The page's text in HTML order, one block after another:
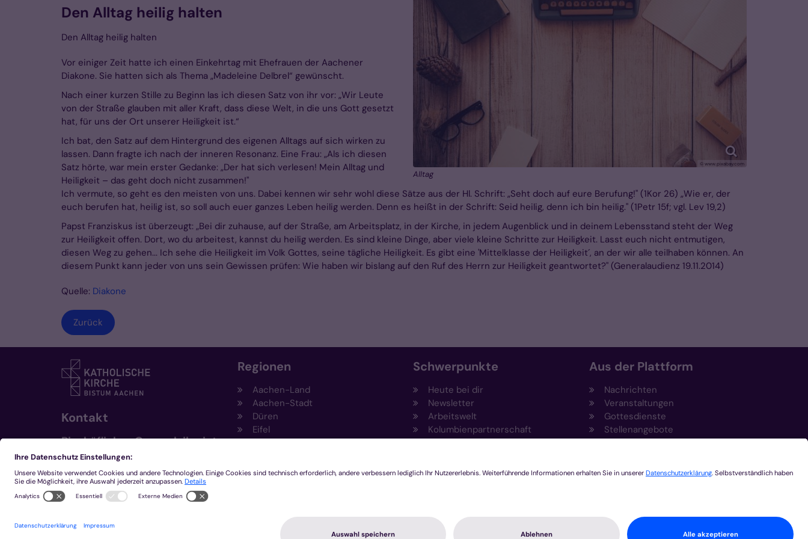
© www.pixabay.com
Alltag
Den Alltag heilig halten
Den Alltag heilig halten
Vor einiger Zeit hatte ich einen Einkehrtag mit Ehefrauen der Aachener
Diakone. Sie hatten sich als Thema „Madeleine Delbrel“ gewünscht.
Nach einer kurzen Stille zu Beginn las ich diesen Satz von ihr vor: „Wir Leute
von der Straße glauben mit aller Kraft, dass diese Welt, in die uns Gott gesetzt
hat, für uns der Ort unserer Heiligkeit ist.“
Ich bat, den Satz auf dem Hintergrund des eigenen Alltags auf sich wirken zu
lassen. Dann fragte ich nach der inneren Resonanz. Eine Frau: „Als ich diesen
Satz hörte, war mein erster Gedanke: „Der hat sich verlesen! Mein Alltag und
Heiligkeit – das geht doch nicht zusammen!"
Ich vermute, so geht es den meisten von uns. Dabei kennen wir sehr wohl diese Sätze aus der Hl. Schrift: „Seht doch auf eure Berufung!" (1Kor 26) „Wie er, der
euch berufen hat, heilig ist, so soll auch euer ganzes Leben heilig werden. Denn es heißt in der Schrift: Seid heilig, denn ich bin heilig." (1Petr 15f; vgl. Lev 19,2)
Papst Franziskus ist überzeugt: „Bei dir zuhause, auf der Straße, am Arbeitsplatz, in der Kirche, in jedem Augenblick und in deinem Lebensstand steht der Weg
zur Heiligkeit offen. Dort, wo du arbeitest, kannst du heilig werden. Es sind kleine Dinge, aber viele kleine Schritte zur Heiligkeit. Lasst euch nicht entmutigen,
diesen Weg zu gehen... Ich sehe die Heiligkeit im Volk Gottes, seine tägliche Heiligkeit. Es gibt eine 'Mittelklasse der Heiligkeit´, an der wir alle teilhaben können. An
diesem Punkt kann jeder von uns sein Gewissen prüfen: Wie haben wir bislang auf den Ruf des Herrn zur Heiligkeit geantwortet?" (Generalaudienz 19.11.2014)
Quelle: Diakone
Zurück
Kontakt
Bischöfliches Generalvikariat
Aachen
+49 241 452-0
kommunikation@bistum-
aachen.de
Regionen
Aachen-Land
Aachen-Stadt
Düren
Eifel
Heinsberg
Krefeld
Schwerpunkte
Heute bei dir
Newsletter
Arbeitswelt
Kolumbienpartnerschaft
Umweltportal
Fundraising
Aus der Plattform
Nachrichten
Veranstaltungen
Gottesdienste
Stellenangebote
Kirchenzeitung
Rechtsdatenbank